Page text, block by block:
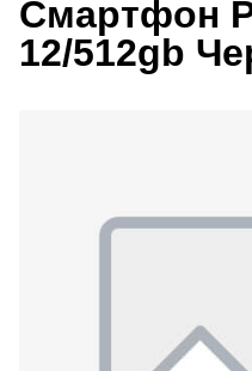
Смартфон
12/512gb